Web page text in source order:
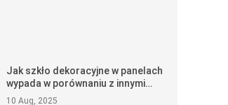
Jak szkło dekoracyjne w panelach
wypada w porównaniu z innymi
materiałami na ścianki działowe?
10 Aug, 2025